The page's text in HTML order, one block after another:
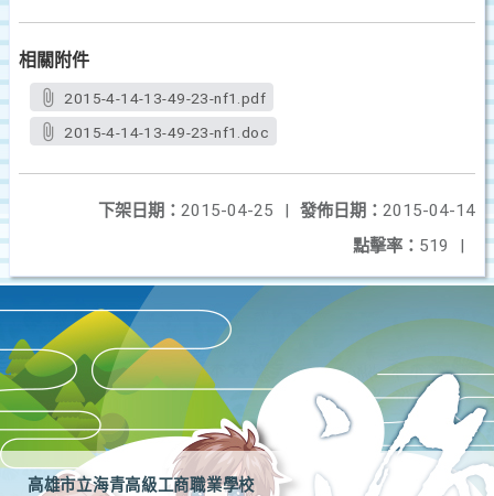
相關附件
2015-4-14-13-49-23-nf1.pdf
2015-4-14-13-49-23-nf1.doc
發佈日期： 2015-04-14
下架日期： 2015-04-25
|
點擊率： 519 |
高雄市立海青高級工商職業學校